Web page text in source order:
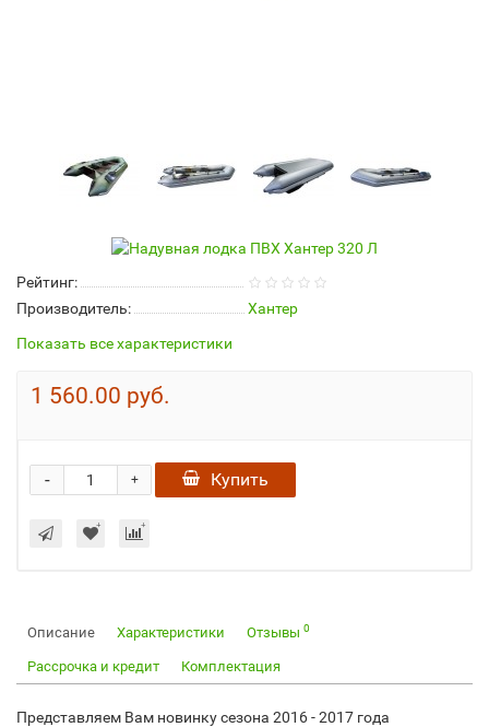
Рейтинг:
Производитель:
Хантер
Показать все характеристики
1 560.00 руб.
+
- Купить
Описание Характеристики Отзывы 0
Рассрочка и кредит Комплектация
Представляем Вам новинку сезона 2016 - 2017 года